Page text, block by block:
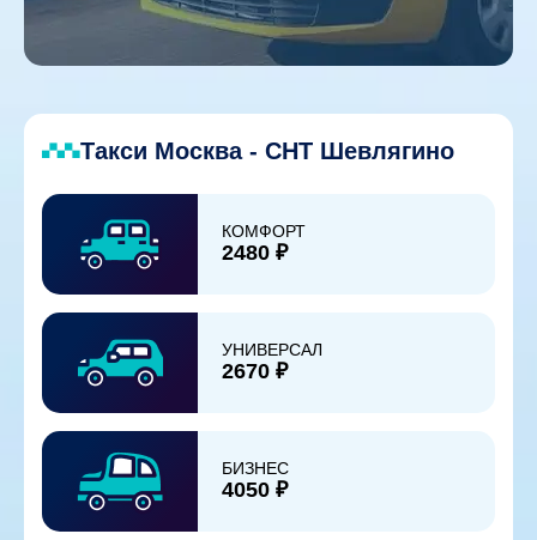
Такси Москва - СНТ Шевлягино
КОМФОРТ
2480 ₽
УНИВЕРСАЛ
2670 ₽
БИЗНЕС
4050 ₽